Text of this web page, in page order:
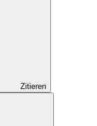
Zitieren